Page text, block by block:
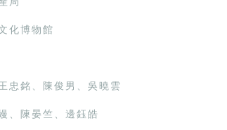
化博物館
忠銘、陳俊男、吳曉雲
、陳晏竺、邊鈺皓